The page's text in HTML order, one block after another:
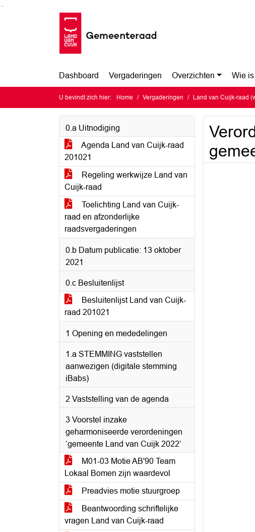
Ga naar de inhoud van deze pagina
Ga naar het zoeken
Ga naar het menu
Dashboard Vergaderingen Overzichten Wie
U bevindt zich hier: Home Vergaderingen Land van Cuijk-raad
0.a Uitnodiging
Agenda Land van Cuijk-raad
201021
Regeling werkwijze Land van
Cuijk-raad
Toelichting Land van Cuijk-
raad en afzonderlijke
raadsvergaderingen
0.b Datum publicatie: 13 oktober
2021
0.c Besluitenlijst
Besluitenlijst Land van Cuijk-
raad 201021
1 Opening en mededelingen
1.a STEMMING vaststellen
aanwezigen (digitale stemming
iBabs)
2 Vaststelling van de agenda
3 Voorstel inzake
geharmoniseerde verordeningen
‘gemeente Land van Cuijk 2022’
M01-03 Motie AB'90 Team
Lokaal Bomen zijn waardevol
Preadvies motie stuurgroep
Beantwoording schriftelijke
vragen Land van Cuijk-raad